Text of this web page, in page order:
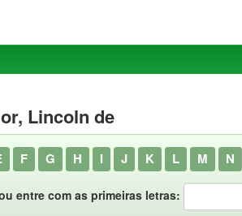
Lincoln de
F G H I J K L M N
entre com as primeiras letras: